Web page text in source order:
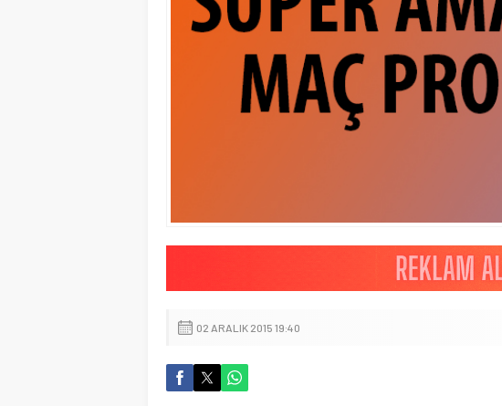
02 ARALIK 2015 19:40